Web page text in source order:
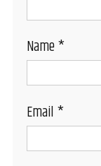
Name*
Email*